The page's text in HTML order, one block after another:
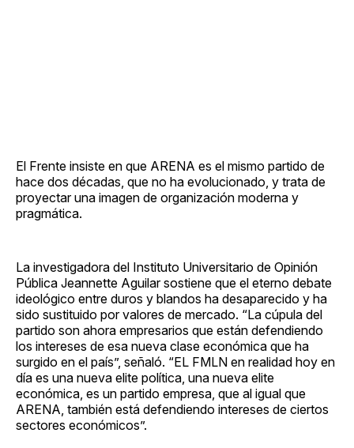
El Frente insiste en que ARENA es el mismo partido de
hace dos décadas, que no ha evolucionado, y trata de
proyectar una imagen de organización moderna y
pragmática.
La investigadora del Instituto Universitario de Opinión
Pública Jeannette Aguilar sostiene que el eterno debate
ideológico entre duros y blandos ha desaparecido y ha
sido sustituido por valores de mercado. “La cúpula del
partido son ahora empresarios que están defendiendo
los intereses de esa nueva clase económica que ha
surgido en el país”, señaló. “EL FMLN en realidad hoy en
día es una nueva elite política, una nueva elite
económica, es un partido empresa, que al igual que
ARENA, también está defendiendo intereses de ciertos
sectores económicos”.